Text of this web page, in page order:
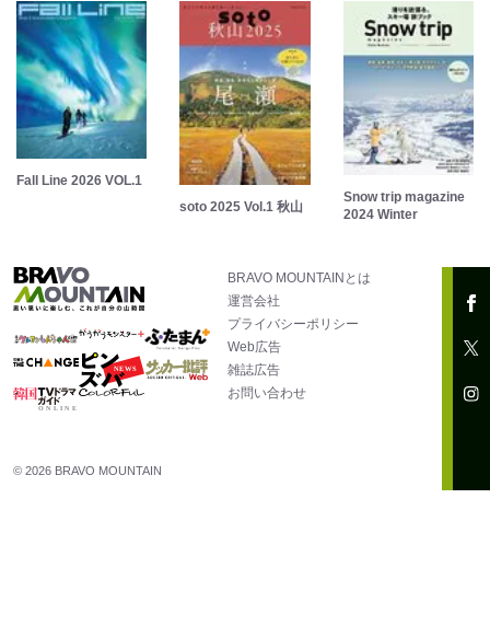
Fall Line 2026 VOL.1
soto 2025 Vol.1 秋山
Snow trip magazine
2024 Winter
BRAVO MOUNTAINとは
運営会社
プライバシーポリシー
Web広告
雑誌広告
お問い合わせ
© 2026 BRAVO MOUNTAIN